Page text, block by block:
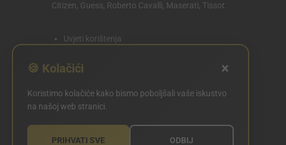
Citizen, Guess, Roberto Cavalli, Maserati, Tissot.
Uvjeti korištenja
Politika kolačića
POSTAVKE KOLAČIĆA
🍪 Kolačići ×
Koristimo kolačiće kako bismo poboljšali vaše iskustvo
na našoj web stranici.
PRIHVATI SVE ODBIJ